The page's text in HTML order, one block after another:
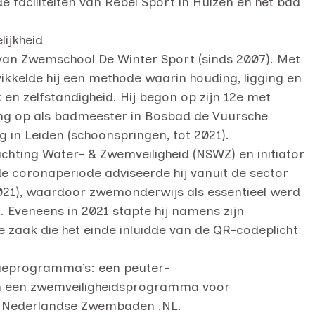
Zwemschool De Winter Sport (sinds 2007). Met
hij een methode waarin houding, ligging en
zelfstandigheid. Hij begon op zijn 12e met
op als badmeester in Bosbad de Vuursche
in Leiden (schoonspringen, tot 2021).
Water- & Zwemveiligheid (NSWZ) en initiator
coronaperiode adviseerde hij vanuit de sector
waardoor zwemonderwijs als essentieel werd
in 2021 stapte hij namens zijn
die het einde inluidde van de QR-codeplicht
een peuter-
zwemveiligheidsprogramma voor
Zwembaden .NL.